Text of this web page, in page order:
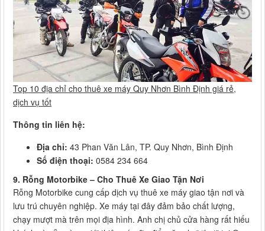
Top 10 địa chỉ cho thuê xe máy Quy Nhơn Bình Định giá rẻ,
dịch vụ tốt
Thông tin liên hệ:
Địa chỉ: 43 Phan Văn Lân, TP. Quy Nhơn, Bình Định
Số điện thoại: 0584 234 664
9. Rỗng Motorbike – Cho Thuê Xe Giao Tận Nơi
Rỗng Motorbike cung cấp dịch vụ thuê xe máy giao tận nơi và
lưu trú chuyên nghiệp. Xe máy tại đây đảm bảo chất lượng,
chạy mượt mà trên mọi địa hình. Anh chị chủ cửa hàng rất hiếu